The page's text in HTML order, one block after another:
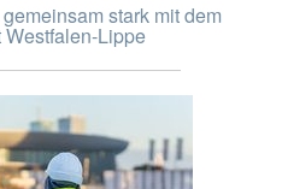
stark mit dem
Lippe